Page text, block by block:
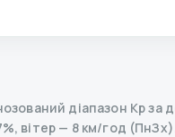
діапазон Kp за
вітер — 8 км/год